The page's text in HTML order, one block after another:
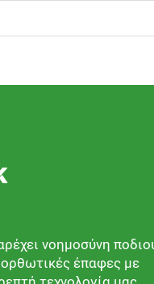
νοημοσύνη
έπαφες με